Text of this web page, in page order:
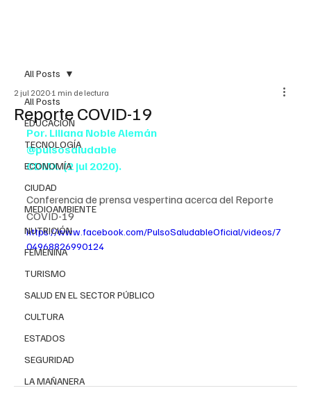
All Posts
EDUCACIÓN
TECNOLOGÍA
ECONOMÍA
CIUDAD
MEDIOAMBIENTE
NUTRICIÓN
FEMENINA
TURISMO
SALUD EN EL SECTOR PÚBLICO
CULTURA
ESTADOS
SEGURIDAD
LA MAÑANERA
All Posts
Reporte COVID-19
2 jul 2020 1 min de lectura
Por. Liliana Noble Alemán
@pulsosaludable
CDMX. (2 jul 2020).
Conferencia de prensa vespertina acerca del Reporte
COVID-19
https://www.facebook.com/PulsoSaludableOficial/videos/7
04968826990124